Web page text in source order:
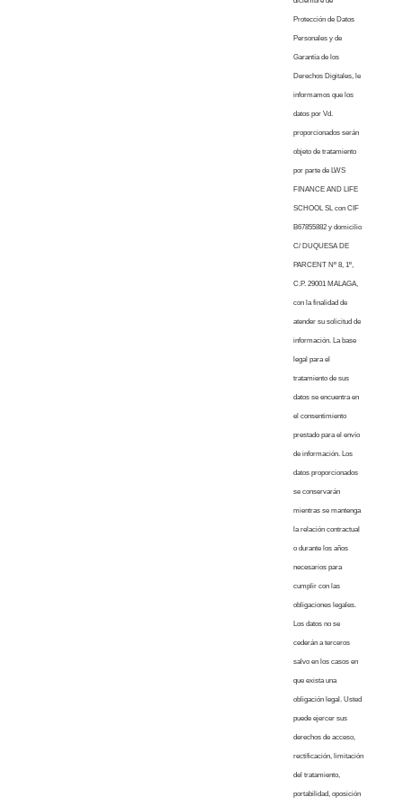
Protección de Datos
Personales y de
Garantía de los
Derechos Digitales, le
informamos que los
datos por Vd.
proporcionados serán
objeto de tratamiento
por parte de LWS
FINANCE AND LIFE
SCHOOL SL con CIF
B67855882 y domicilio
C/ DUQUESA DE
PARCENT Nº 8, 1º,
C.P. 29001 MALAGA,
con la finalidad de
atender su solicitud de
información. La base
legal para el
tratamiento de sus
datos se encuentra en
el consentimiento
prestado para el envío
de información. Los
datos proporcionados
se conservarán
mientras se mantenga
la relación contractual
o durante los años
necesarios para
cumplir con las
obligaciones legales.
Los datos no se
cederán a terceros
salvo en los casos en
que exista una
obligación legal. Usted
puede ejercer sus
derechos de acceso,
rectificación, limitación
del tratamiento,
portabilidad, oposición